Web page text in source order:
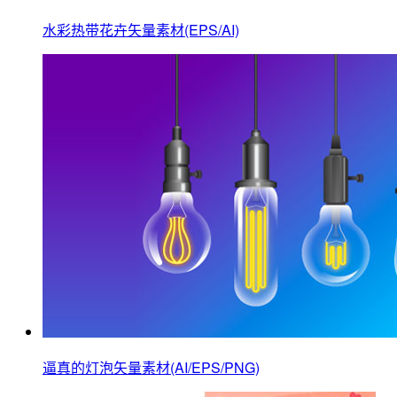
水彩热带花卉矢量素材(EPS/AI)
逼真的灯泡矢量素材(AI/EPS/PNG)